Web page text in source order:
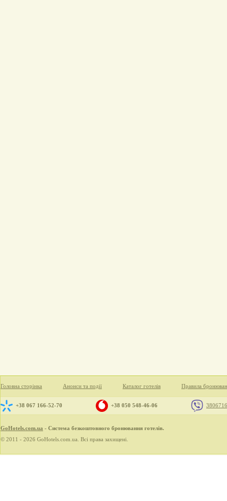
Головна сторінка Анонси та події Каталог готелів Правила
+38 067 166-52-70 +38 050 548-46-06
GoHotels.com.ua - Система безкоштовного бронювання готелів.
© 2011 - 2026 GoHotels.com.ua. Всі права захищені.